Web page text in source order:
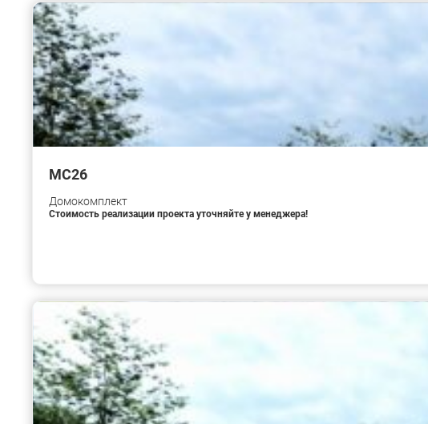
МС26
Домокомплект
Стоимость реализации проекта уточняйте у менеджера!